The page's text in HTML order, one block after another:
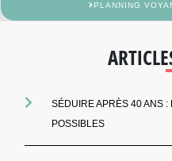
PLANNING
SÉDUIRE APRÈS 40 ANS :
POSSIBLES